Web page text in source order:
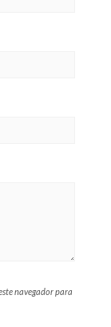
navegador para